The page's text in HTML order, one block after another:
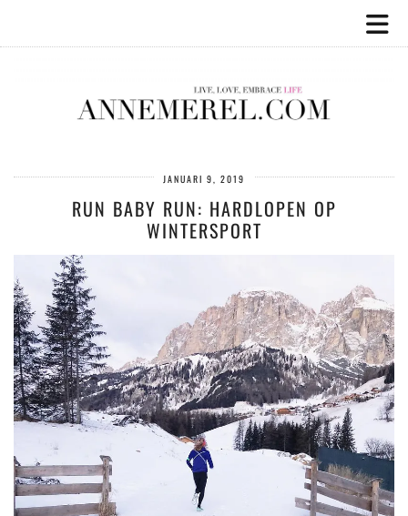
JANUARI 9, 2019
RUN BABY RUN: HARDLOPEN OP
WINTERSPORT